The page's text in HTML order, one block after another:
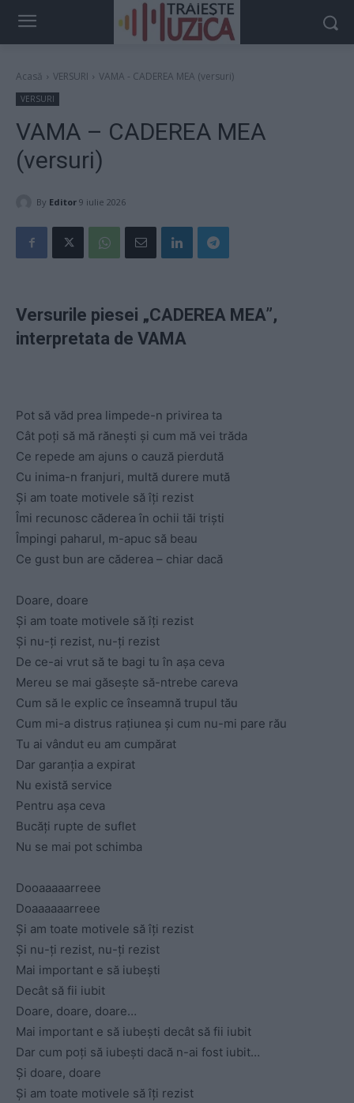
Acasă VERSURI VAMA - CADEREA MEA (versuri)
VERSURI
VAMA – CADEREA MEA
(versuri)
By Editor 9 iulie 2026
Versurile piesei „CADEREA MEA”,
interpretata de VAMA
Pot să văd prea limpede-n privirea ta
Cât poți să mă rănești și cum mă vei trăda
Ce repede am ajuns o cauză pierdută
Cu inima-n franjuri, multă durere mută
Și am toate motivele să îți rezist
Îmi recunosc căderea în ochii tăi triști
Împingi paharul, m-apuc să beau
Ce gust bun are căderea – chiar dacă
Doare, doare
Și am toate motivele să îți rezist
Și nu-ți rezist, nu-ți rezist
De ce-ai vrut să te bagi tu în așa ceva
Mereu se mai găsește să-ntrebe careva
Cum să le explic ce înseamnă trupul tău
Cum mi-a distrus rațiunea și cum nu-mi pare rău
Tu ai vândut eu am cumpărat
Dar garanția a expirat
Nu există service
Pentru așa ceva
Bucăți rupte de suflet
Nu se mai pot schimba
Dooaaaaarreee
Doaaaaaarreee
Și am toate motivele să îți rezist
Și nu-ți rezist, nu-ți rezist
Mai important e să iubești
Decât să fii iubit
Doare, doare, doare…
Mai important e să iubești decât să fii iubit
Dar cum poți să iubești dacă n-ai fost iubit…
Și doare, doare
Și am toate motivele să îți rezist